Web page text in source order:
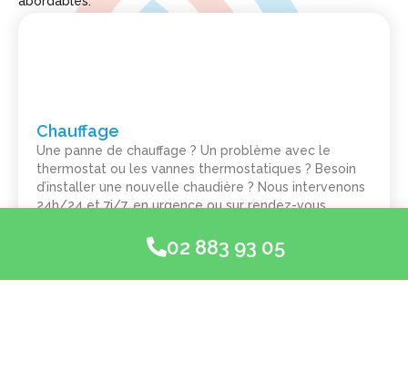
02 883 93 05
Chauffage
Une panne de chauffage ? Un problème avec le
thermostat ou les vannes thermostatiques ? Besoin
d’installer une nouvelle chaudière ? Nous intervenons
24h/24 et 7j/7, en urgence ou sur rendez-vous.